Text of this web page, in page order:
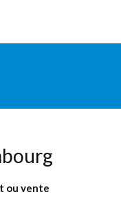
ou vente